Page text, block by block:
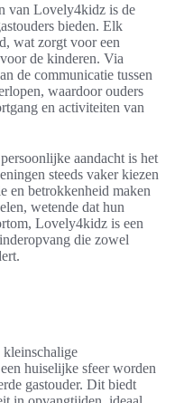
van Lovely4kidz is de
bieden. Elk
wat zorgt voor een
de kinderen. Via
de communicatie tussen
waardoor ouders
en activiteiten van
aandacht is het
steeds vaker kiezen
en betrokkenheid maken
wetende dat hun
Lovely4kidz is een
die zowel
kleinschalige
huiselijke sfeer worden
gastouder. Dit biedt